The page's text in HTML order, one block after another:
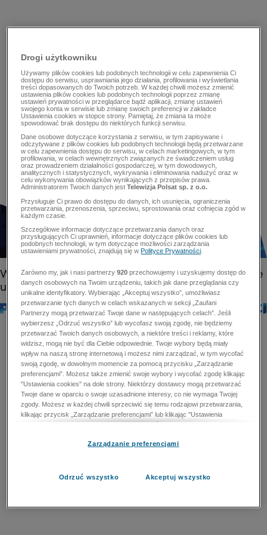
Drogi użytkowniku
Używamy plików cookies lub podobnych technologii w celu zapewnienia Ci
dostępu do serwisu, usprawniania jego działania, profilowania i wyświetlania
treści dopasowanych do Twoich potrzeb. W każdej chwili możesz zmienić
ustawienia plików cookies lub podobnych technologii poprzez zmianę
ustawień prywatności w przeglądarce bądź aplikacji, zmianę ustawień
swojego konta w serwisie lub zmianę swoich preferencji w zakładce
Ustawienia cookies w stopce strony. Pamiętaj, że zmiana ta może
spowodować brak dostępu do niektórych funkcji serwisu.
Dane osobowe dotyczące korzystania z serwisu, w tym zapisywane i
odczytywane z plików cookies lub podobnych technologii będą przetwarzane
w celu zapewnienia dostępu do serwisu, w celach marketingowych, w tym
profilowania, w celach wewnętrznych związanych ze świadczeniem usług
oraz prowadzeniem działalności gospodarczej, w tym dowodowych,
analitycznych i statystycznych, wykrywania i eliminowania nadużyć oraz w
celu wykonywania obowiązków wynikających z przepisów prawa.
Administratorem Twoich danych jestTelewizja Polsat sp. z o.o.
Przysługuje Ci prawo do dostępu do danych, ich usunięcia, ograniczenia
przetwarzania, przenoszenia, sprzeciwu, sprostowania oraz cofnięcia zgód w
każdym czasie.
Szczegółowe informacje dotyczące przetwarzania danych oraz
przysługujących Ci uprawnień, informacje dotyczące plików cookies lub
podobnych technologii, w tym dotyczące możliwości zarządzania
ustawieniami prywatności, znajdują się wPolityce Prywatności
Zarówno my, jak i nasi partnerzy920 przechowujemy i uzyskujemy dostęp do
danych osobowych na Twoim urządzeniu, takich jak dane przeglądania czy
unikalne identyfikatory. Wybierając „Akceptuj wszystko”, umożliwiasz
przetwarzanie tych danych w celach wskazanych w sekcji „Zaufani
Partnerzy mogą przetwarzać Twoje dane w następujących celach”. Jeśli
wybierzesz „Odrzuć wszystko” lub wycofasz swoją zgodę, nie będziemy
przetwarzać Twoich danych osobowych, a niektóre treści i reklamy, które
widzisz, mogą nie być dla Ciebie odpowiednie. Twoje wybory będą miały
wpływ na naszą stronę internetową i możesz nimi zarządzać, w tym wycofać
swoją zgodę, w dowolnym momencie za pomocą przycisku „Zarządzanie
preferencjami”. Możesz także zmienić swoje wybory i wycofać zgodę klikając
"Ustawienia cookies" na dole strony. Niektórzy dostawcy mogą przetwarzać
Twoje dane w oparciu o swoje uzasadnione interesy, co nie wymaga Twojej
zgody. Możesz w każdej chwili sprzeciwić się temu rodzajowi przetwarzania,
klikając przycisk „Zarządzanie preferencjami” lub klikając "Ustawienia
cookies" na dole strony. Nie możesz sprzeciwić się przetwarzaniu przez
zapobiegania oszustwom i naprawiania błędów, a w tym celu mogą zostać
przetwarzaniu danych osobowych w celu dostarczania i prezentacji reklam i
Zarządzanie preferencjami
Odrzuć wszystko Akceptuj wszystko